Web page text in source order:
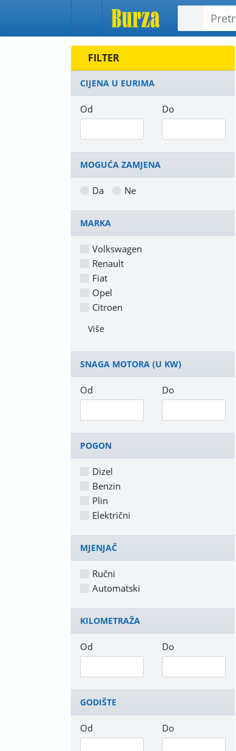
FILTER
CIJENA U EURIMA
Od Do
MOGUĆA ZAMJENA
Da Ne
MARKA
Volkswagen
Renault
Fiat
Opel
Citroen
Više
SNAGA MOTORA (U KW)
Od Do
POGON
Dizel
Benzin
Plin
Električni
MJENJAČ
Ručni
Automatski
KILOMETRAŽA
Od Do
GODIŠTE
Od Do